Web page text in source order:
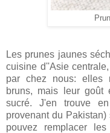
Les prunes jaunes
cuisine d''Asie
par chez nous: elles
bruns, mais leur goût
sucré. J'en trouve
provenant du
pouvez remplacer